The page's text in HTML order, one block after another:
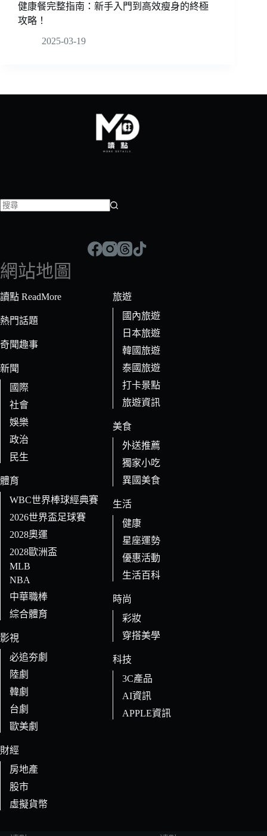
健康餐完整指南：新手入門到高效瘦身的終極
攻略！
2025-03-19
符
合
條
的
果
網站地圖
讀點 ReadMore
熱門話題
奇聞趣事
新聞
國際
社會
娛樂
政治
民生
體育
WBC世界棒球經典賽
2026世界盃足球賽
2028奧運
2028歐洲盃
MLB
NBA
中華職棒
綜合體育
影視
必追夯劇
陸劇
韓劇
台劇
歐美劇
財經
房地產
股市
虛擬貨幣
旅遊
國內旅遊
日本旅遊
韓國旅遊
泰國旅遊
打卡景點
旅遊資訊
美食
外送推薦
獨家小吃
異國美食
生活
健康
星座運勢
優惠活動
生活百科
時尚
彩妝
穿搭美學
科技
3C產品
AI資訊
APPLE資訊